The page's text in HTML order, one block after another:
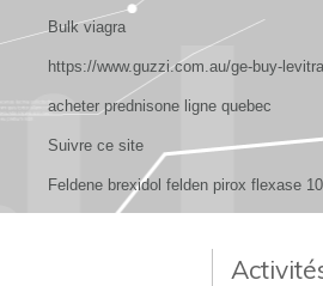
Bulk viagra
https://www.guzzi.com.au/ge-buy-
acheter prednisone ligne quebec
Suivre ce site
Feldene brexidol felden pirox flexase